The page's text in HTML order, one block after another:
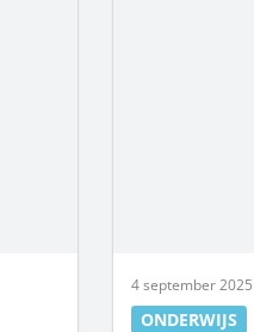
4 september 2025
ONDERWIJS